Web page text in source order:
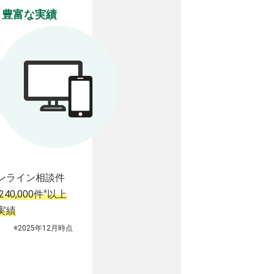
豊富な実績
ライン相談件
件※以上
績
※2025年12月時点